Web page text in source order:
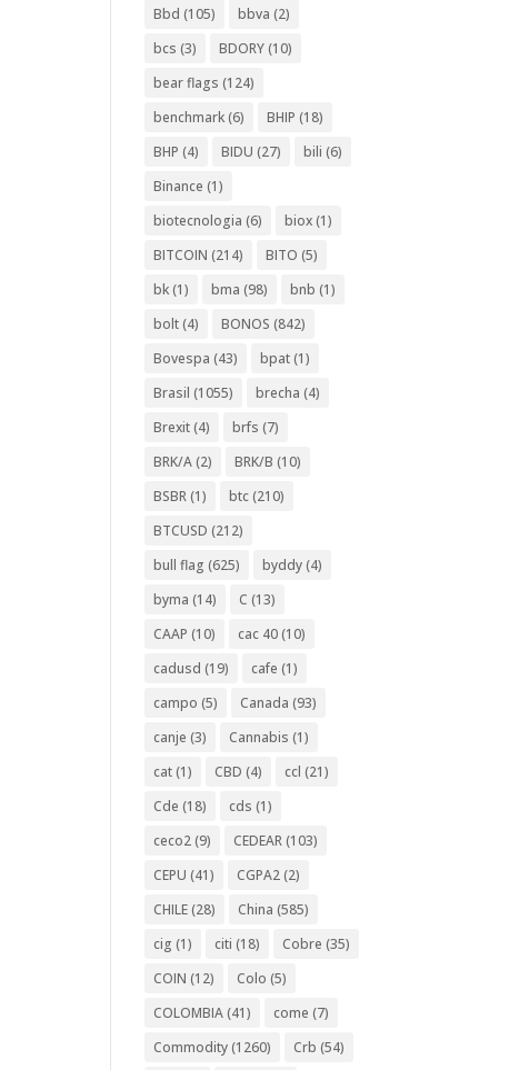
Bbd (105) bbva (2)
bcs (3) BDORY (10)
bear flags (124)
benchmark (6) BHIP (18)
BHP (4) BIDU (27) bili (6)
Binance (1)
biotecnologia (6) biox (1)
BITCOIN (214) BITO (5)
bk (1) bma (98) bnb (1)
bolt (4) BONOS (842)
Bovespa (43) bpat (1)
Brasil (1055) brecha (4)
Brexit (4) brfs (7)
BRK/A (2) BRK/B (10)
BSBR (1) btc (210)
BTCUSD (212)
bull flag (625) byddy (4)
byma (14) C (13)
CAAP (10) cac 40 (10)
cadusd (19) cafe (1)
campo (5) Canada (93)
canje (3) Cannabis (1)
cat (1) CBD (4) ccl (21)
Cde (18) cds (1)
ceco2 (9) CEDEAR (103)
CEPU (41) CGPA2 (2)
CHILE (28) China (585)
cig (1) citi (18) Cobre (35)
COIN (12) Colo (5)
COLOMBIA (41) come (7)
Commodity (1260) Crb (54)